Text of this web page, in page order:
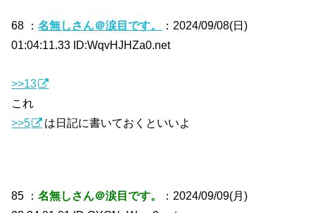
68 ：名無しさん＠涙目です。
：2024/09/08(日)
01:04:11.33 ID:WqvHJHZa0.net
>>13
これ
>>5
は日記に書いておくといいよ
85 ：名無しさん＠涙目です。
：2024/09/09(月)